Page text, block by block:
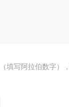
填写阿拉伯数字）